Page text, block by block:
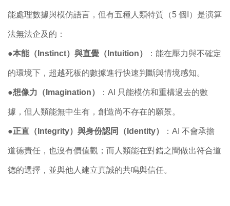
能處理數據與模仿語言，但有五種人類特質（5 個I）是演算
法無法企及的：
●本能（Instinct）與直覺（Intuition） ：能在壓力與不確定
的環境下，超越死板的數據進行快速判斷與情境感知。
●想像力（Imagination） ：AI 只能模仿和重構過去的數
據，但人類能無中生有，創造尚不存在的願景。
●正直（Integrity）與身份認同（Identity） ：AI 不會承擔
道德責任，也沒有價值觀；而人類能在對錯之間做出符合道
德的選擇，並與他人建立真誠的共鳴與信任。